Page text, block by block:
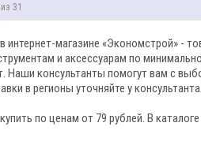
31
магазине «Экономстрой» -
и аксессуарам по
Наши консультанты помогут вам с
в регионы уточняйте у консультанта.
по ценам от 79 рублей. В